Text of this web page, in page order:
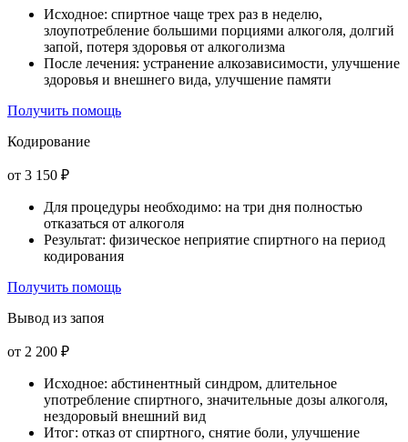
Исходное: спиртное чаще трех раз в неделю,
злоупотребление большими порциями алкоголя, долгий
запой, потеря здоровья от алкоголизма
После лечения: устранение алкозависимости, улучшение
здоровья и внешнего вида, улучшение памяти
Получить помощь
Кодирование
от 3 150 ₽
Для процедуры необходимо: на три дня полностью
отказаться от алкоголя
Результат: физическое неприятие спиртного на период
кодирования
Получить помощь
Вывод из запоя
от 2 200 ₽
Исходное: абстинентный синдром, длительное
употребление спиртного, значительные дозы алкоголя,
нездоровый внешний вид
Итог: отказ от спиртного, снятие боли, улучшение